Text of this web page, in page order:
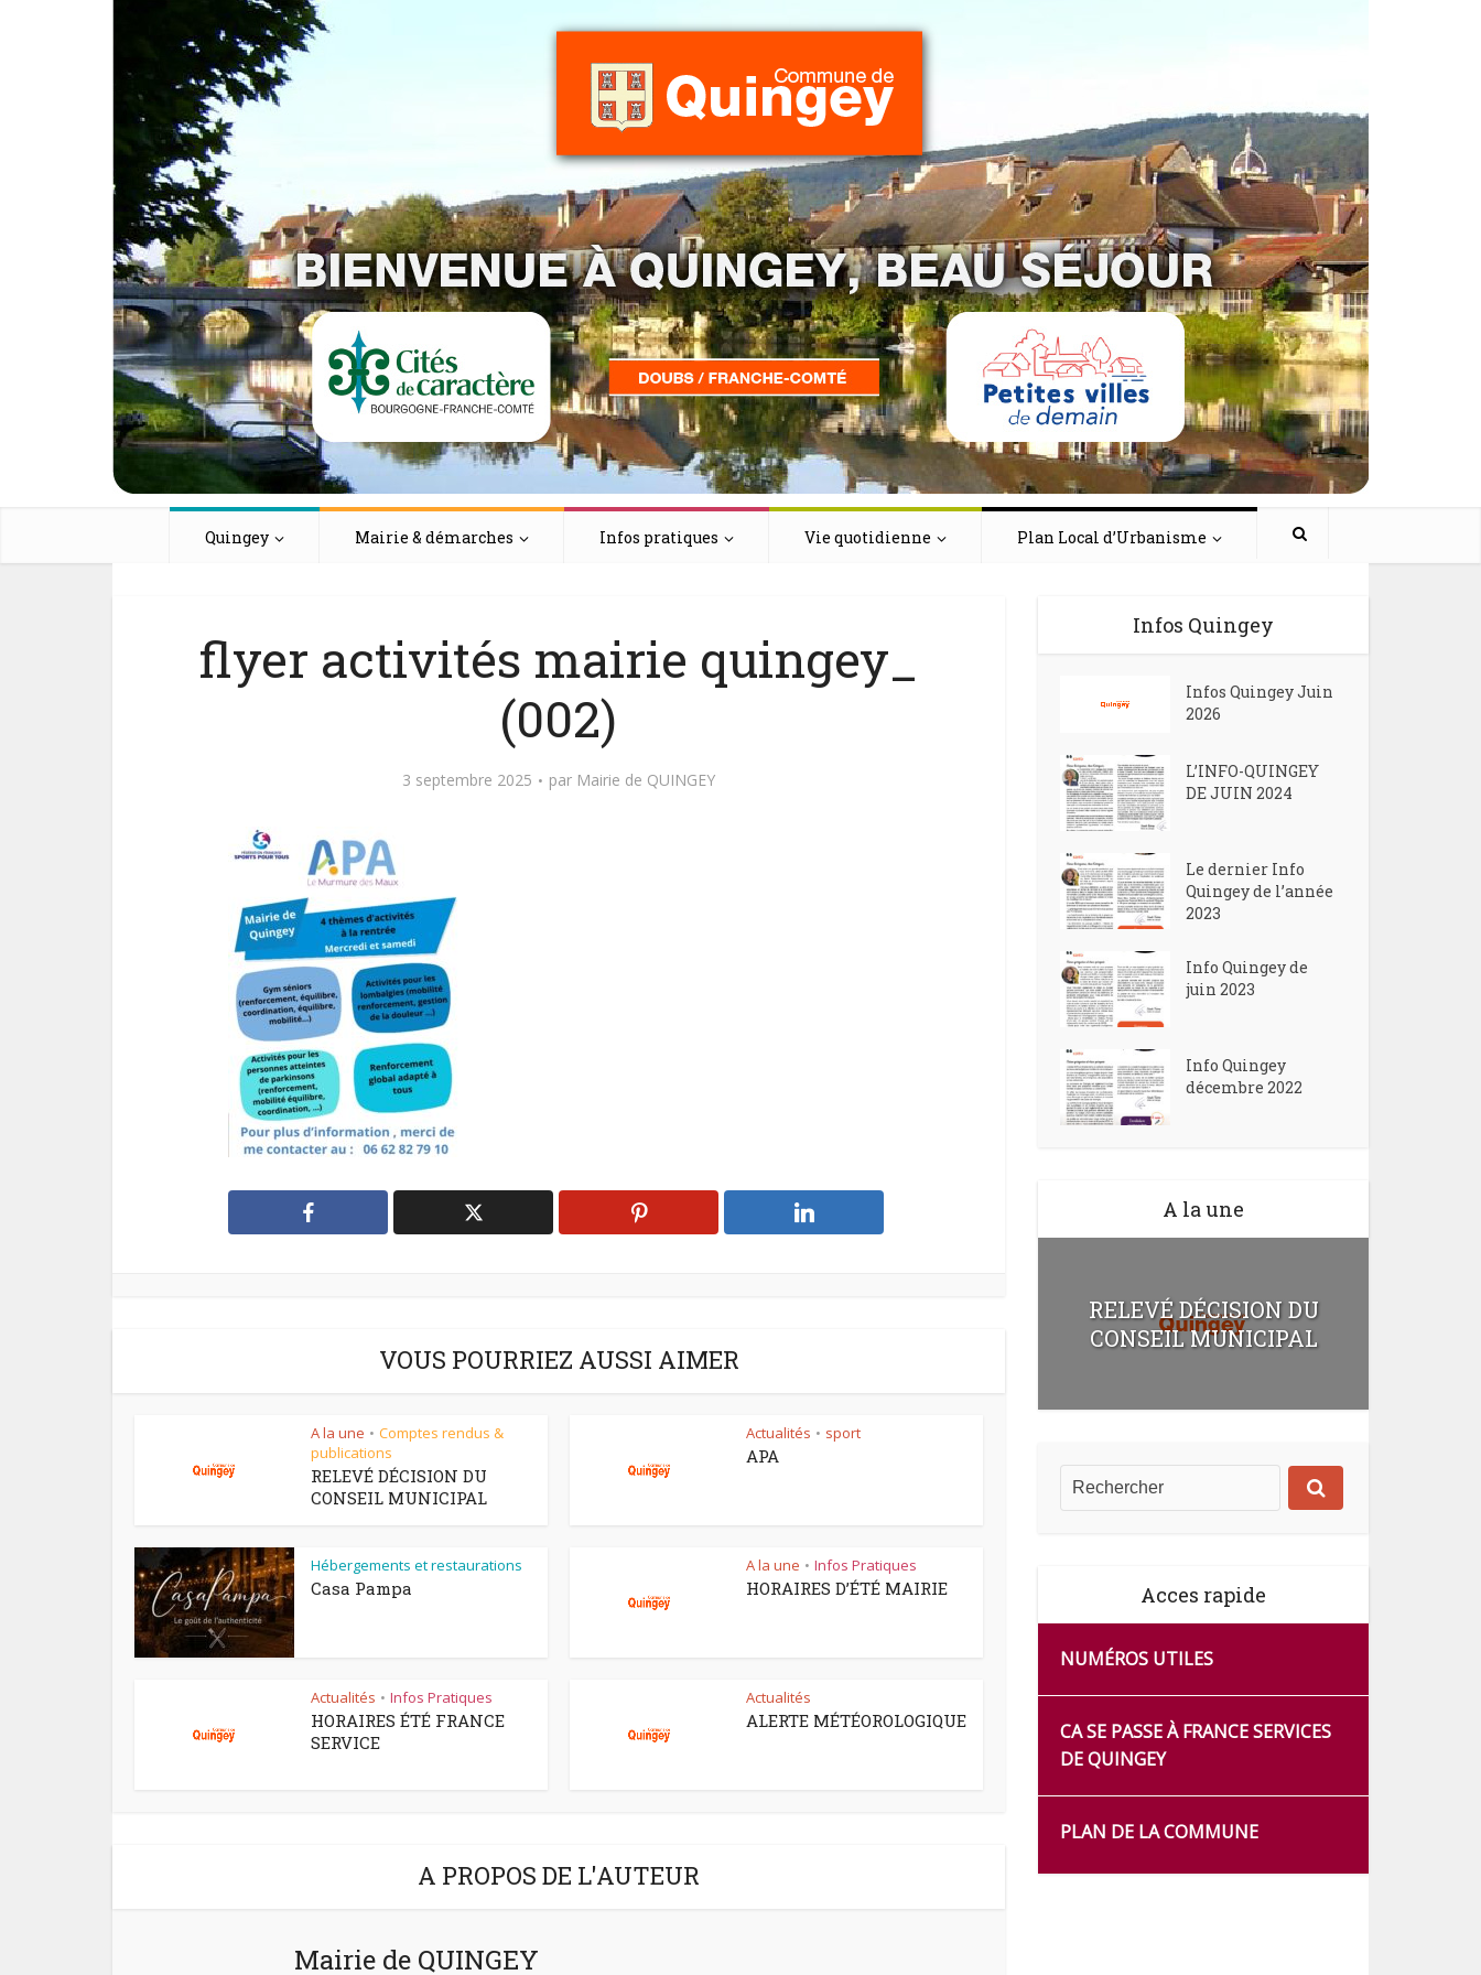
Quingey Mairie & démarches Infos pratiques Vie quotidienne Plan Local d’Urbanisme
flyer activités mairie quingey_
(002)
3 septembre 2025 par Mairie de QUINGEY
VOUS POURRIEZ AUSSI AIMER
A la une • Comptes rendus &
publications
RELEVÉ DÉCISION DU
CONSEIL MUNICIPAL
Actualités • sport
APA
Hébergements et restaurations
Casa Pampa
A la une • Infos Pratiques
HORAIRES D’ÉTÉ MAIRIE
Actualités • Infos Pratiques
HORAIRES ÉTÉ FRANCE
SERVICE
Actualités
ALERTE MÉTÉOROLOGIQUE
A PROPOS DE L'AUTEUR
Mairie de QUINGEY
Infos Quingey
Infos Quingey Juin
2026
L’INFO-QUINGEY
DE JUIN 2024
Le dernier Info
Quingey de l’année
2023
Info Quingey de
juin 2023
Info Quingey
décembre 2022
A la une
RELEVÉ DÉCISION DU
CONSEIL MUNICIPAL
Acces rapide
NUMÉROS UTILES
CA SE PASSE À FRANCE SERVICES
DE QUINGEY
PLAN DE LA COMMUNE